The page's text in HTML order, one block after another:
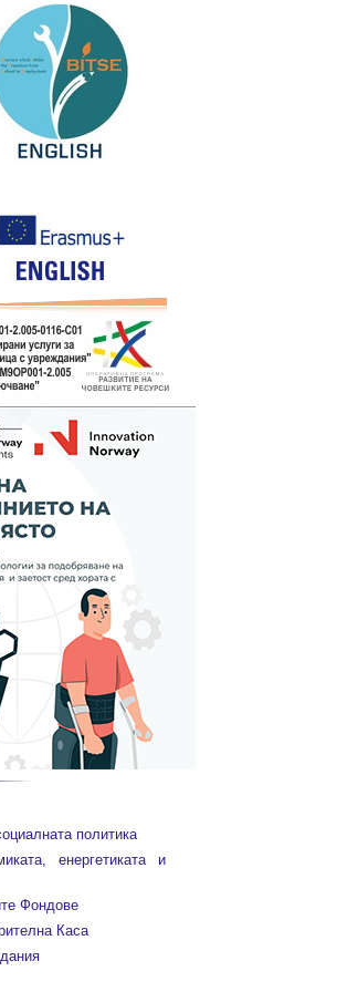
политика
енергетиката и
Фондове
Каса